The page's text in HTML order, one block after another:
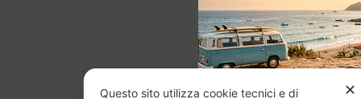
✕
Questo sito utilizza cookie tecnici e di